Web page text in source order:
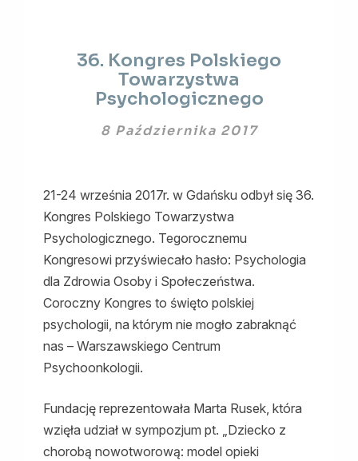
Kongres
Polskiego
Towarzystwa
36. Kongres Polskiego
Towarzystwa
Psychologicznego
8 Października 2017
21-24 września 2017r. w Gdańsku odbył się 36.
Kongres Polskiego Towarzystwa
Psychologicznego. Tegorocznemu
Kongresowi przyświecało hasło: Psychologia
dla Zdrowia Osoby i Społeczeństwa.
Coroczny Kongres to święto polskiej
psychologii, na którym nie mogło zabraknąć
nas – Warszawskiego Centrum
Psychoonkologii.
Fundację reprezentowała Marta Rusek, która
wzięła udział w sympozjum pt. „Dziecko z
chorobą nowotworową: model opieki